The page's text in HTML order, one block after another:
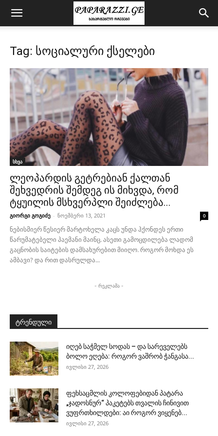
Tag: სოციალური ქსელები
სხვა
ლეოპარდის გეტრებიან ქალთან
შეხვედრის შემდეგ ის მიხვდა, რომ
ტყუილის მსხვერპლი შეიძლება...
გიორგი გოგიძე - ნოემბერი 13, 2021 0
ნებისმიერ წესიერ მარტოხელა კაცს უნდა ჰქონდეს ერთი
წარუმატებელი პაემანი მაინც. ასეთი გამოცდილება ლადომ
გაცნობის საიტების დამსახურებით მიიღო. როგორ მოხდა ეს
ამბავი? და რით დასრულდა...
- რეკლამა -
ტრენდული
იღებ საჭმელ სოდას – და სარეველებს
ბოლო ეღება: როგორ ვაშრობ ჭანგასა...
ივლისი 27, 2026
ფეხსაცმლის კოლოფებიდან პატარა
„ჯადოსნურ“ პაკეტებს თვალის ჩინივით
ვუფრთხილდები: აი როგორ ვიყენებ...
ივლისი 27, 2026